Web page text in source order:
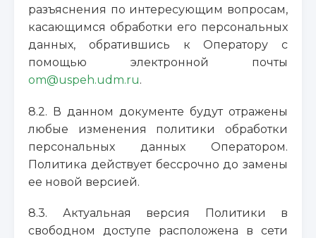
разъяснения по интересующим вопросам,
касающимся обработки его персональных
данных, обратившись к Оператору с
помощью электронной почты
om@uspeh.udm.ru.
8.2. В данном документе будут отражены
любые изменения политики обработки
персональных данных Оператором.
Политика действует бессрочно до замены
ее новой версией.
8.3. Актуальная версия Политики в
свободном доступе расположена в сети